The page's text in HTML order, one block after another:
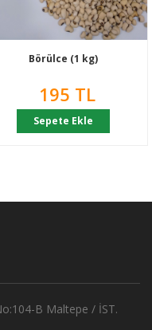
Börülce (1 kg)
195 TL
Sepete Ekle
B Maltepe / İST.